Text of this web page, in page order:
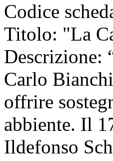
Codice
Titolo: "La
Descrizione:
Carlo
offrire
abbiente. Il
Ildefonso